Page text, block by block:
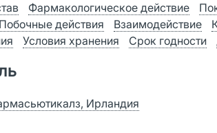
Фармакологическое действие
Побочные действия Взаимодействие
Условия хранения Срок годности
Ирландия